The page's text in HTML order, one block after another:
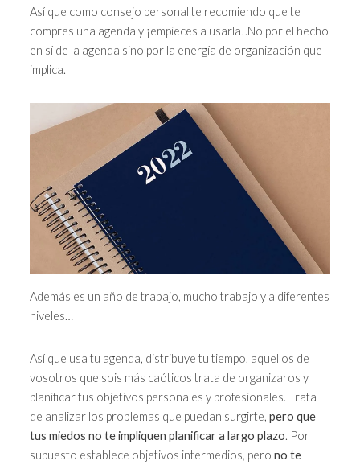
Así que como consejo personal te recomiendo que te
compres una agenda y ¡empieces a usarla!.No por el hecho
en sí de la agenda sino por la energía de organización que
implica.
Además es un año de trabajo, mucho trabajo y a diferentes
niveles…
Así que usa tu agenda, distribuye tu tiempo, aquellos de
vosotros que sois más caóticos trata de organizaros y
planificar tus objetivos personales y profesionales. Trata
de analizar los problemas que puedan surgirte, pero que
tus miedos no te impliquen planificar a largo plazo. Por
supuesto establece objetivos intermedios, pero no te